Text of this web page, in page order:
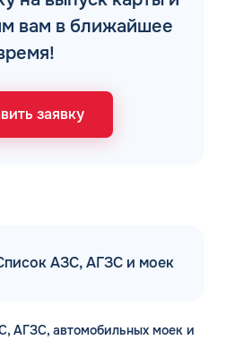
вам в ближайшее
заявку
АЗС, АГЗС и моек
АГЗС, автомобильных моек и